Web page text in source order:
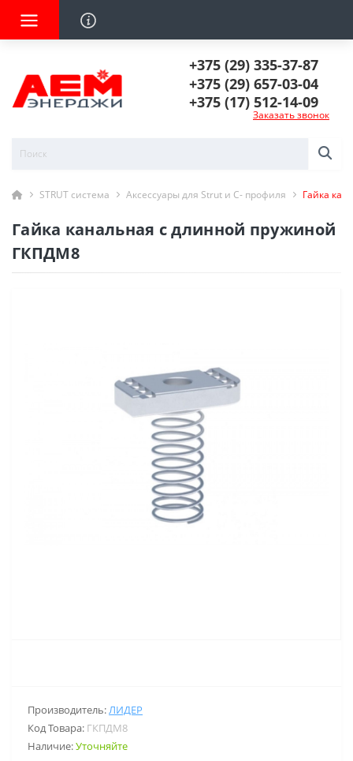
+375 (29) 335-37-87
+375 (29) 657-03-04
+375 (17) 512-14-09
Заказать звонок
STRUT система Аксессуары для Strut и C- профиля Гайка
Гайка канальная с длинной пружиной
ГКПДМ8
Производитель:ЛИДЕР
Код Товара: ГКПДМ8
Наличие:Уточняйте